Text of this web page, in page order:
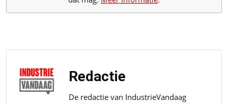
Redactie
De redactie van IndustrieVandaag